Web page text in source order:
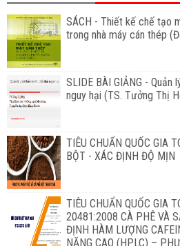
SÁCH - Thiết kế chế tạo
trong nhà máy cán thép
SLIDE BÀI GIẢNG -
nguy hại (TS. Tưởng Thị
TIÊU CHUẨN QUỐC GIA
BỘT - XÁC ĐỊNH ĐỘ MỊN
TIÊU CHUẨN QUỐC GIA
20481:2008 CÀ PHÊ VÀ
ĐỊNH HÀM LƯỢNG
NĂNG CAO (HPLC) –